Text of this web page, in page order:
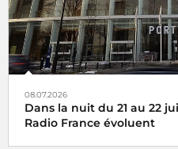
08.07.2026
Dans la nuit du 21 au 22
Radio France évoluent